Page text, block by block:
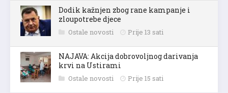
Dodik kažnjen zbog rane kampanje i
zloupotrebe djece
Ostale novosti Prije 13 sati
NAJAVA: Akcija dobrovoljnog darivanja
krvi na Ustirami
Ostale novosti Prije 15 sati